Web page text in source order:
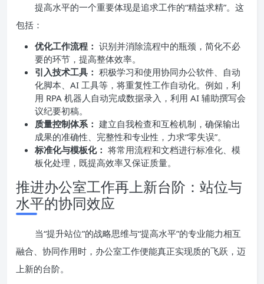
提高水平的一个重要体现是追求工作的“精益求精”。这
包括：
优化工作流程： 识别并消除流程中的瓶颈，简化不必
要的环节，提高整体效率。
引入技术工具： 积极学习和使用协同办公软件、自动
化脚本、AI 工具等，将重复性工作自动化。例如，利
用 RPA 机器人自动完成数据录入，利用 AI 辅助撰写会
议纪要初稿。
质量控制体系： 建立自我检查和互检机制，确保输出
成果的准确性、完整性和专业性，力求“零失误”。
标准化与模板化： 将常用流程和文档进行标准化、模
板化处理，既提高效率又保证质量。
推进办公室工作再上新台阶：站位与
水平的协同效应
当“提升站位”的战略思维与“提高水平”的专业能力相互
融合、协同作用时，办公室工作便能真正实现质的飞跃，迈
上新的台阶。